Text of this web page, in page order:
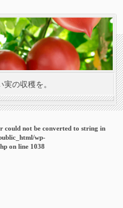
の収穫を。
could not be converted to string in
wp-
on line 1038